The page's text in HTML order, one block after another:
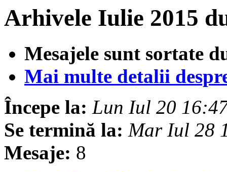
Arhivele Iulie 2015
Mesajele sunt sortate
Mai multe detalii
Începe la: Lun Iul 20
Se termină la: Mar Iul 28
Mesaje: 8